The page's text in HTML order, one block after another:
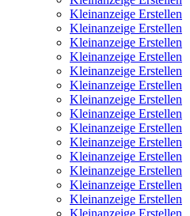
Kleinanzeige Erstellen
Kleinanzeige Erstellen
Kleinanzeige Erstellen
Kleinanzeige Erstellen
Kleinanzeige Erstellen
Kleinanzeige Erstellen
Kleinanzeige Erstellen
Kleinanzeige Erstellen
Kleinanzeige Erstellen
Kleinanzeige Erstellen
Kleinanzeige Erstellen
Kleinanzeige Erstellen
Kleinanzeige Erstellen
Kleinanzeige Erstellen
Kleinanzeige Erstellen